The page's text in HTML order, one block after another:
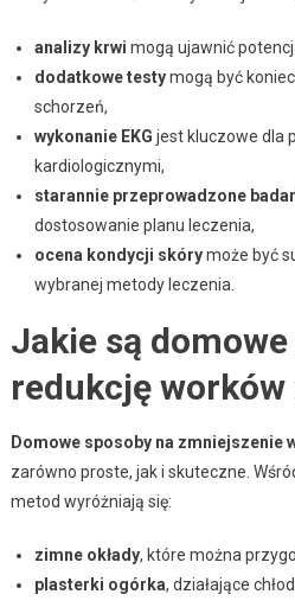
analizy krwi mogą ujawnić
dodatkowe testymogą być
schorzeń,
wykonanie EKG jest kluczowe dla
kardiologicznymi,
starannie przeprowadzone
dostosowanie planu leczenia,
ocena kondycji skórymoże być
wybranej metody leczenia.
Jakie są
redukcję worków
Domowe sposoby na zmniejszenie
zarówno proste, jak i skuteczne.
metod wyróżniają się:
zimne okłady, które można
plasterki ogórka, działające